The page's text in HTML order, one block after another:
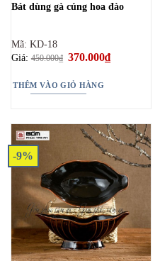
Bát dùng gà cúng hoa đào
Mã: KD-18
Giá:450.000₫ Giá
gốc
450.000₫.
370.000₫Giá
hiện
THÊM VÀO GIỎ HÀNG
-9%